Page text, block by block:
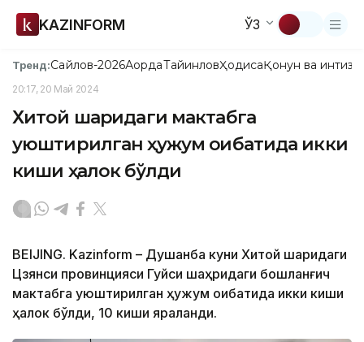
KAZINFORM ЎЗ
Тренд:Сайлов-2026АқордаТайинловҲодисаҚонун ва
20:17, 20 Май 2024
Хитой шарқидаги мактабга
уюштирилган ҳужум оқибатида икки
киши ҳалок бўлди
BEIJING. Kazinform – Душанба куни Хитой шарқидаги
Цзянси провинцияси Гуйси шаҳридаги бошланғич
мактабга уюштирилган ҳужум оқибатида икки киши
ҳалок бўлди, 10 киши яраланди.